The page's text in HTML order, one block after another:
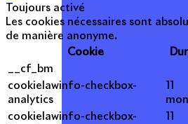
Toujours activé
Les cookies nécessaires sont
de manière anonyme.
Cookie
__cf_bm
cookielawinfo-checkbox-
analytics
cookielawinfo-checkbox-